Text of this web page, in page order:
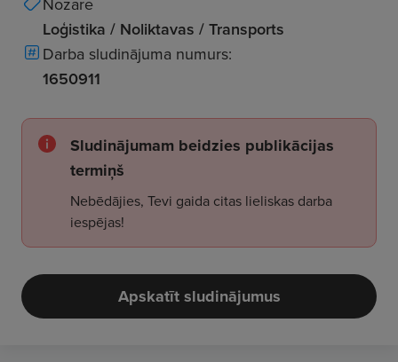
Loģistika / Noliktavas / Transports
Darba sludinājuma numurs:
1650911
Sludinājumam beidzies publikācijas
termiņš
Nebēdājies, Tevi gaida citas lieliskas darba
iespējas!
Apskatīt sludinājumus